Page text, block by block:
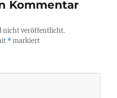
Kommentar
nicht veröffentlicht.
*markiert